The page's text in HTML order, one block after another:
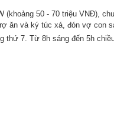
(khoảng 50 - 70 triệu VNĐ),
ăn và ký túc xá, đón vợ con
thứ 7. Từ 8h sáng đến 5h